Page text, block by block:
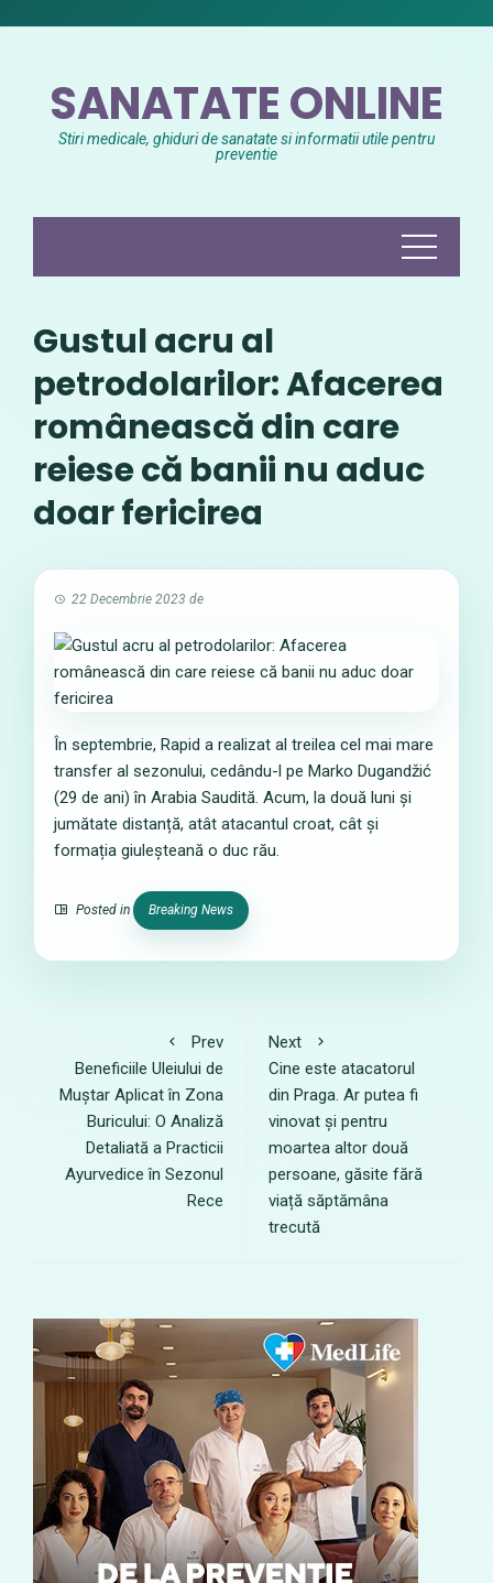
SANATATE ONLINE
Stiri medicale, ghiduri de sanatate si informatii utile pentru
preventie
Gustul acru al
petrodolarilor: Afacerea
românească din care
reiese că banii nu aduc
doar fericirea
22 Decembrie 2023 de
În septembrie, Rapid a realizat al treilea cel mai mare
transfer al sezonului, cedându-l pe Marko Dugandžić
(29 de ani) în Arabia Saudită. Acum, la două luni și
jumătate distanță, atât atacantul croat, cât și
formația giuleșteană o duc rău.
Posted in Breaking News
Prev
Beneficiile Uleiului de
Muștar Aplicat în Zona
Buricului: O Analiză
Detaliată a Practicii
Ayurvedice în Sezonul
Rece
Next
Cine este atacatorul
din Praga. Ar putea fi
vinovat și pentru
moartea altor două
persoane, găsite fără
viață săptămâna
trecută